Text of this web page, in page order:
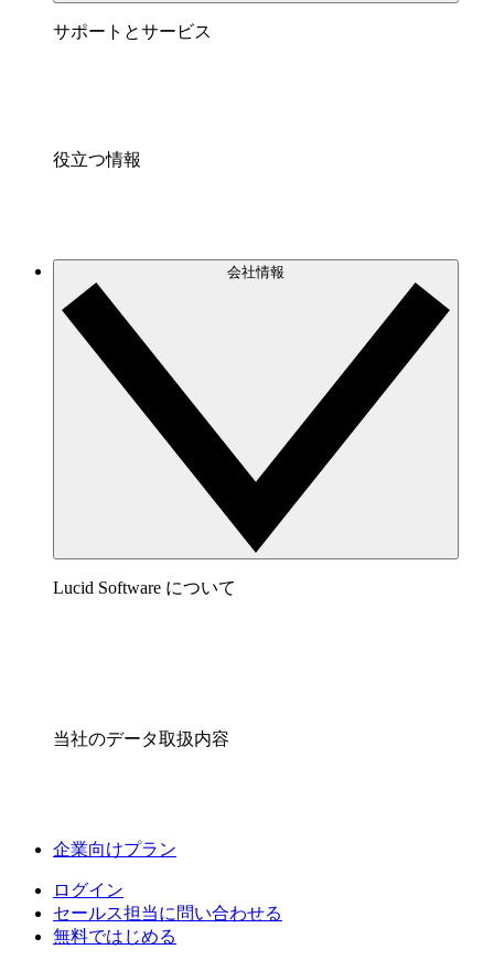
サポートとサービス
役立つ情報
会社情報
Lucid Software について
当社のデータ取扱内容
企業向けプラン
ログイン
セールス担当に問い合わせる
無料ではじめる